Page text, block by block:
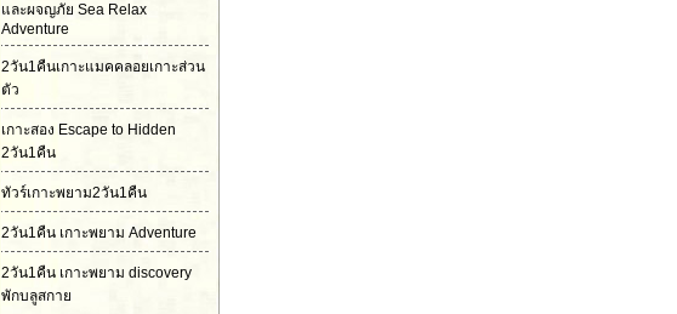
และผจญภัย Sea Relax
Adventure
2วัน1คืนเกาะแมคคลอยเกาะส่วน
ตัว
เกาะสอง Escape to Hidden
2วัน1คืน
ทัวร์เกาะพยาม2วัน1คืน
2วัน1คืน เกาะพยาม Adventure
2วัน1คืน เกาะพยาม discovery
พักบลูสกาย